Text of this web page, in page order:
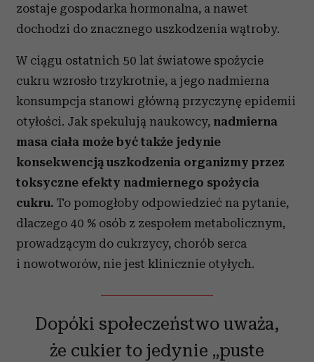
zostaje gospodarka hormonalna, a nawet
dochodzi do znacznego uszkodzenia wątroby.
W ciągu ostatnich 50 lat światowe spożycie
cukru wzrosło trzykrotnie, a jego nadmierna
konsumpcja stanowi główną przyczynę epidemii
otyłości. Jak spekulują naukowcy, nadmierna
masa ciała może być także jedynie
konsekwencją uszkodzenia organizmy przez
toksyczne efekty nadmiernego spożycia
cukru. To pomogłoby odpowiedzieć na pytanie,
dlaczego 40 % osób z zespołem metabolicznym,
prowadzącym do cukrzycy, chorób serca
i nowotworów, nie jest klinicznie otyłych.
Dopóki społeczeństwo uważa,
że cukier to jedynie „puste